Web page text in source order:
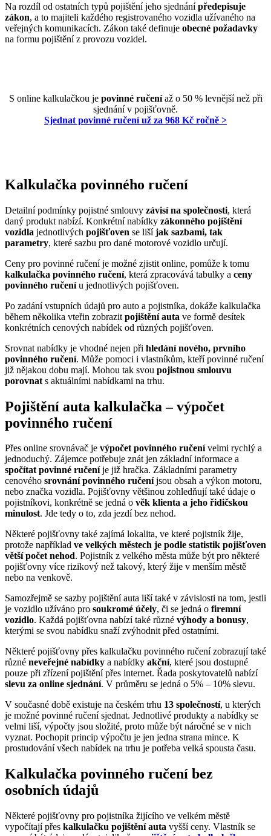
Na rozdíl od ostatních typů pojištění jeho sjednánípředepisuje
zákon, a to majiteli každého registrovaného vozidla užívaného na
veřejných komunikacích. Zákon také definuje obecné požadavky
na formu pojištění z provozu vozidel.
S online kalkulačkou je povinné ručeníaž o 50 % levnější než při
sjednání v pojišťovně.
Sjednat povinné ručení už za 968 Kč ročně >
Kalkulačka povinného ručení
Detailní podmínky pojistné smlouvy závisí na společnosti, která
daný produkt nabízí. Konkrétní nabídky zákonného pojištění
vozidla jednotlivých pojišťoven se lišíjak sazbami, tak
parametry, které sazbu pro dané motorové vozidlo určují.
Ceny pro povinné ručení je možné zjistit online, pomůže k tomu
kalkulačka povinného ručení, která zpracovává tabulky a ceny
povinného ručeníu jednotlivých pojišťoven.
Po zadání vstupních údajů pro auto a pojistníka, dokáže kalkulačka
během několika vteřin zobrazit pojištění auta ve formě desítek
konkrétních cenových nabídek od různých pojišťoven.
Srovnat nabídky je vhodné nejen při hledání nového, prvního
povinného ručení. Může pomoci i vlastníkům, kteří povinné ručení
již nějakou dobu mají. Mohou tak svou pojistnou smlouvu
porovnat s aktuálními nabídkami na trhu.
Pojištění auta kalkulačka – výpočet
povinného ručení
Přes online srovnávač je výpočet povinného ručenívelmi rychlý a
jednoduchý. Zájemce potřebuje znát jen základní informace a
spočítat povinné ručeníje již hračka. Základními parametry
cenového srovnání povinného ručeníjsou obsah a výkon motoru,
nebo značka vozidla. Pojišťovny většinou zohledňují také údaje o
pojistníkovi, konkrétně se jedná o věk klienta a jeho řidičskou
minulost. Jde tedy o to, zda jezdí bez nehod.
Některé pojišťovny také zajímá lokalita, ve které pojistník žije,
protože například ve velkých městech je podle statistik pojišťoven
větší počet nehod. Pojistník z velkého města může být pro některé
pojišťovny více rizikový než takový, který žije v menším městě
nebo na venkově.
Samozřejmě se sazby pojištění auta liší také v závislosti na tom, jestli
je vozidlo užíváno pro soukromé účely, či se jedná o firemní
vozidlo. Každá pojišťovna nabízí také různé výhody a bonusy,
kterými se svou nabídku snaží zvýhodnit před ostatními.
Některé pojišťovny přes kalkulačku povinného ručení zobrazují také
různé neveřejné nabídky a nabídky akční, které jsou dostupné
pouze při zřízení pojištění přes internet. Řada poskytovatelů nabízí
slevu za online sjednání. V průměru se jedná o 5% – 10% slevu.
V současné době existuje na českém trhu 13 společností, u kterých
je možné povinné ručení sjednat. Jednotlivé produkty a nabídky se
velmi liší, výpočty jsou složité, proto může být náročné se v nich
vyznat. Pochopit princip výpočtu je jen jedna strana mince. K
prostudování všech nabídek na trhu je potřeba velká spousta času.
Kalkulačka povinného ručení bez
osobních údajů
Některé pojišťovny pro pojistníka žijícího ve velkém městě
vypočítají přes kalkulačku pojištění auta vyšší ceny. Vlastník se